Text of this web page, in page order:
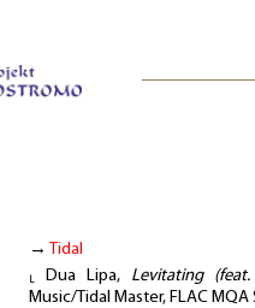
→ Tidal
⸤ Dua Lipa, Levitating
Music/Tidal Master, FLAC